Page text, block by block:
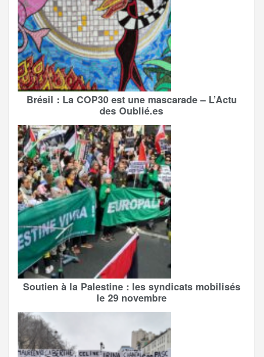
Brésil : La COP30 est une mascarade – L’Actu
des Oublié.es
Soutien à la Palestine : les syndicats mobilisés
le 29 novembre